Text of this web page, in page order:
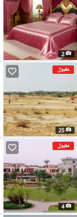
2
مقبول
25
مقبول
4